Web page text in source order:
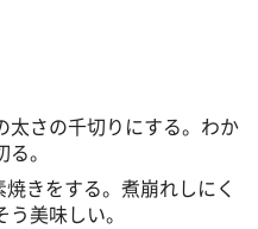
太さの千切りにする。わか
。
きをする。煮崩れしにく
美味しい。